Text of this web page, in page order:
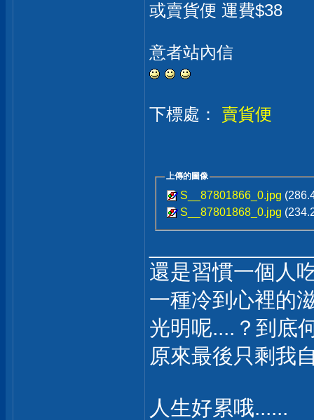
或賣貨便 運費$38
意者站內信
下標處： 賣貨便
上傳的圖像
S__87801866_0.jpg
S__87801868_0.jpg
還是習慣一個人
一種冷到心裡的
光明呢....？到底
原來最後只剩我
人生好累哦......